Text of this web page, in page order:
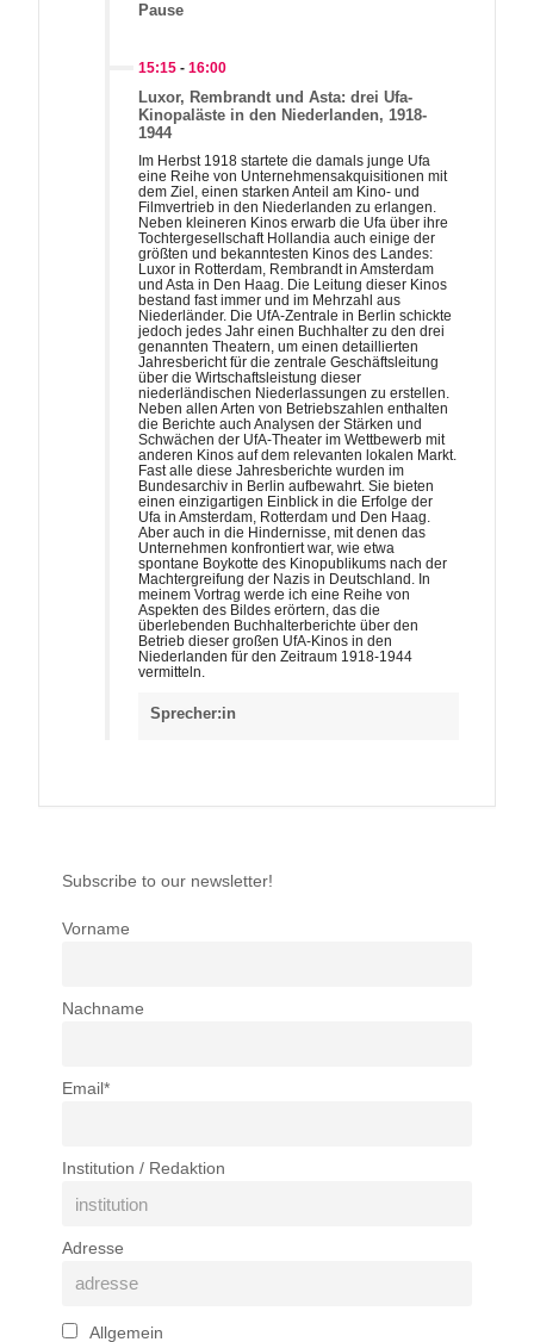
Pause
15:15 -16:00
Luxor, Rembrandt und Asta: drei Ufa-
Kinopaläste in den Niederlanden, 1918-
1944
Im Herbst 1918 startete die damals junge Ufa
eine Reihe von Unternehmensakquisitionen mit
dem Ziel, einen starken Anteil am Kino- und
Filmvertrieb in den Niederlanden zu erlangen.
Neben kleineren Kinos erwarb die Ufa über ihre
Tochtergesellschaft Hollandia auch einige der
größten und bekanntesten Kinos des Landes:
Luxor in Rotterdam, Rembrandt in Amsterdam
und Asta in Den Haag. Die Leitung dieser Kinos
bestand fast immer und im Mehrzahl aus
Niederländer. Die UfA-Zentrale in Berlin schickte
jedoch jedes Jahr einen Buchhalter zu den drei
genannten Theatern, um einen detaillierten
Jahresbericht für die zentrale Geschäftsleitung
über die Wirtschaftsleistung dieser
niederländischen Niederlassungen zu erstellen.
Neben allen Arten von Betriebszahlen enthalten
die Berichte auch Analysen der Stärken und
Schwächen der UfA-Theater im Wettbewerb mit
anderen Kinos auf dem relevanten lokalen Markt.
Fast alle diese Jahresberichte wurden im
Bundesarchiv in Berlin aufbewahrt. Sie bieten
einen einzigartigen Einblick in die Erfolge der
Ufa in Amsterdam, Rotterdam und Den Haag.
Aber auch in die Hindernisse, mit denen das
Unternehmen konfrontiert war, wie etwa
spontane Boykotte des Kinopublikums nach der
Machtergreifung der Nazis in Deutschland. In
meinem Vortrag werde ich eine Reihe von
Aspekten des Bildes erörtern, das die
überlebenden Buchhalterberichte über den
Betrieb dieser großen UfA-Kinos in den
Niederlanden für den Zeitraum 1918-1944
vermitteln.
Sprecher:in
Subscribe to our newsletter!
Vorname
Nachname
Email*
Institution / Redaktion
Adresse
Allgemein